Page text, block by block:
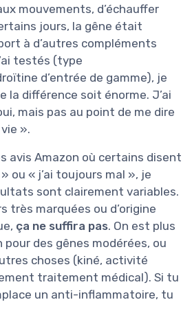
mouvements, d’échauffer
jours, la gêne était
à d’autres compléments
testés (type
d’entrée de gamme), je
la différence soit énorme. J’ai
mais pas au point de me dire
».
avis Amazon où certains disent
ou « j’ai toujours mal », je
sont clairement variables.
très marquées ou d’origine
ça ne suffira pas. On est plus
des gênes modérées, ou
choses (kiné, activité
traitement médical). Si tu
un anti-inflammatoire, tu